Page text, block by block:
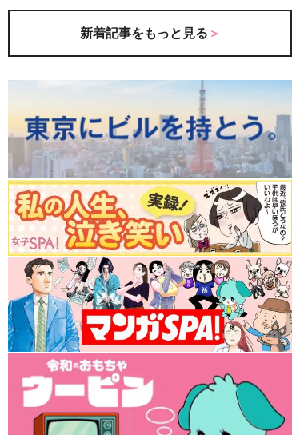
新着記事をもっと見る